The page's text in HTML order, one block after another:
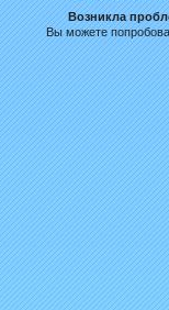
Возникла
Вы можете